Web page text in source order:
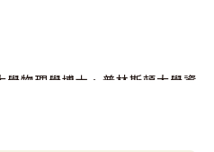
學物理學博士、普林斯頓大學資
教會長老及創始人之一）